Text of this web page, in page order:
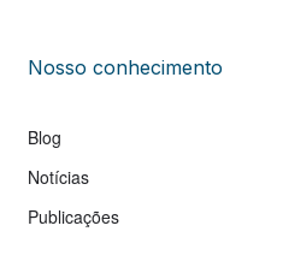
Nosso conhecimento
Blog
Notícias
Publicações